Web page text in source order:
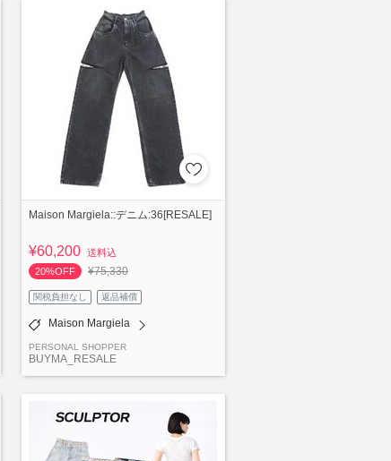
Maison Margiela::デニム:36[RESALE]
¥60,200 送料込
20%OFF
¥75,330
関税負担なし 返品補償
Maison Margiela
PERSONAL SHOPPER
BUYMA_RESALE